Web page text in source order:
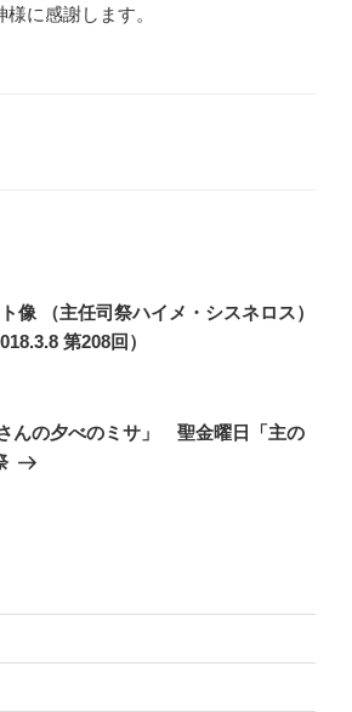
に感謝します。
像 （主任司祭ハイメ・シスネロス）
第208回）
んの夕べのミサ」 聖金曜日「主の